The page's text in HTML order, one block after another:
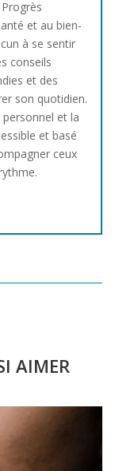
et au bien-
à se sentir
conseils
et des
son quotidien.
et la
et basé
ceux
AIMER